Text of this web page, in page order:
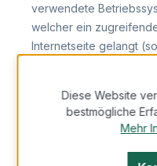
verwendete
welcher ein
Internetseite gelangt
Datum und die Uhrzeit
Internetseite, (6) eine
Diese Website
bestmögliche
Mehr